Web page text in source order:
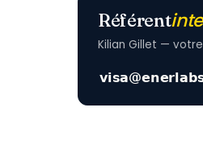
Référent
Kilian Gillet —